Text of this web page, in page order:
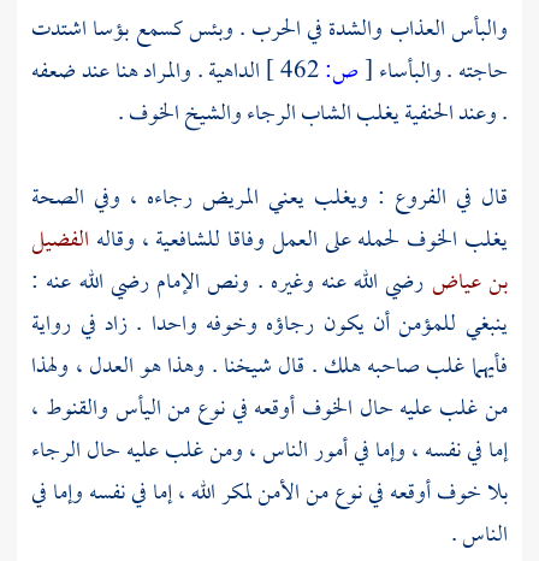
والبأس العذاب والشدة في الحرب . وبئس كسمع بؤسا اشتدت
حاجته . والبأساء[ص:
الداهية . والمراد هنا عند ضعفه
. وعند الحنفية يغلب الشاب الرجاء والشيخ الخوف .
قال في الفروع : ويغلب يعني المريض رجاءه ، وفي الصحة
يغلب الخوف لحمله على العمل وفاقا للشافعية ، وقاله الفضيل
بن عياضرضي الله عنه وغيره . ونص الإمام رضي الله عنه :
ينبغي للمؤمن أن يكون رجاؤه وخوفه واحدا . زاد في رواية
فأيهما غلب صاحبه هلك . قال شيخنا . وهذا هو العدل ، ولهذا
من غلب عليه حال الخوف أوقعه في نوع من اليأس والقنوط ،
إما في نفسه ، وإما في أمور الناس ، ومن غلب عليه حال الرجاء
بلا خوف أوقعه في نوع من الأمن لمكر الله ، إما في نفسه وإما في
الناس .